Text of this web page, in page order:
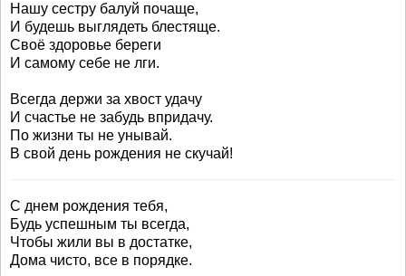
Нашу сестру балуй почаще,
И будешь выглядеть блестяще.
Своё здоровье береги
И самому себе не лги.
Всегда держи за хвост удачу
И счастье не забудь впридачу.
По жизни ты не унывай.
В свой день рождения не скучай!
С днем рождения тебя,
Будь успешным ты всегда,
Чтобы жили вы в достатке,
Дома чисто, все в порядке.